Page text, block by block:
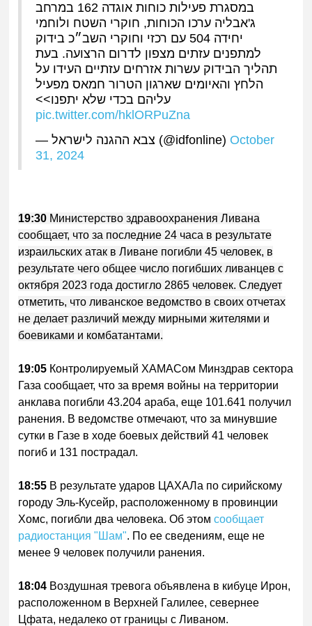
במסגרת פעילות כוחות אוגדה 162 במרחב
ג'אבליה ערכו הכוחות, חוקרי השטח ולוחמי
יחידה 504 עם רכזי וחוקרי השב״כ בידוק
למתפנים עזתים מצפון לדרום הרצועה. בעת
תהליך הבידוק עשרות אזרחים עזתיים העידו על
הלחץ והאיומים שארגון הטרור חמאס מפעיל
עליהם בכדי שלא יתפנו>>
pic.twitter.com/hklORPuZna
— צבא ההגנה לישראל (@idfonline) October
31, 2024
19:30 Министерство здравоохранения Ливана
сообщает, что за последние 24 часа в результате
израильских атак в Ливане погибли 45 человек, в
результате чего общее число погибших ливанцев с
октября 2023 года достигло 2865 человек. Следует
отметить, что ливанское ведомство в своих отчетах
не делает различий между мирными жителями и
боевиками и комбатантами.
19:05 Контролируемый ХАМАСом Минздрав сектора
Газа сообщает, что за время войны на территории
анклава погибли 43.204 араба, еще 101.641 получил
ранения. В ведомстве отмечают, что за минувшие
сутки в Газе в ходе боевых действий 41 человек
погиб и 131 пострадал.
18:55 В результате ударов ЦАХАЛа по сирийскому
городу Эль-Кусейр, расположенному в провинции
Хомс, погибли два человека. Об этомсообщает
радиостанция "Шам". По ее сведениям, еще не
менее 9 человек получили ранения.
18:04 Воздушная тревога объявлена в кибуце Ирон,
расположенном в Верхней Галилее, севернее
Цфата, недалеко от границы с Ливаном.